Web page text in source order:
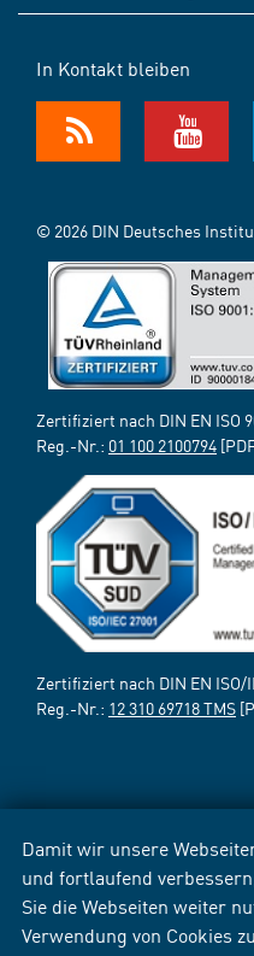
Damit wir unsere
und fortlaufend
Sie die Webseiten weiter
Verwendung von Cookies
In Kontakt bleiben
© 2026 DIN Deutsches
Zertifiziert nach DIN EN ISO
Reg.-Nr.: 01 100 2100794
Zertifiziert nach DIN EN ISO/
Reg.-Nr.: 12 310 69718 TMS